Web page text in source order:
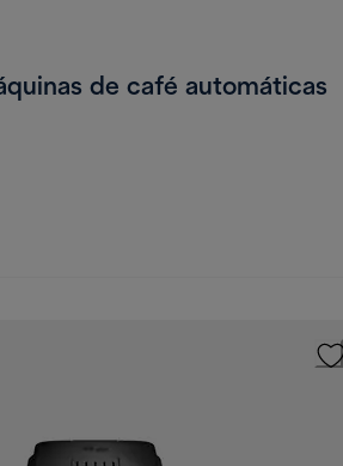
de café automáticas